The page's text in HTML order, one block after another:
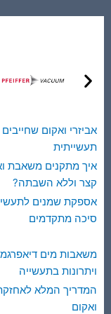
אביזרי ואקום
תעשייתית
איך מתקנים משאבת
קצר וללא השבתה?
אספקת שמנים
סיכה מתקדמים
משאבות מים
ויתרונות בתעשייה
המדריך המלא
ואקום